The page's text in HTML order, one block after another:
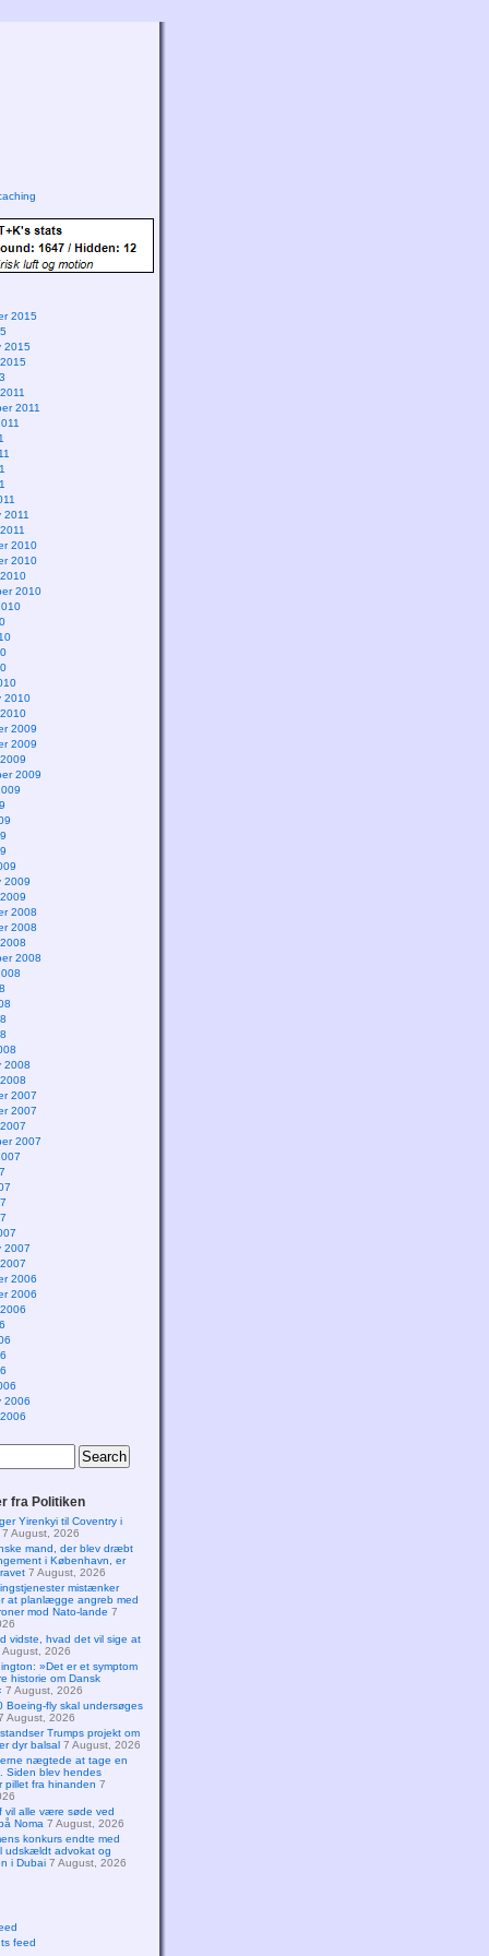
2015
2015
2011
2011
2010
2010
2010
2010
2009
2009
2009
2009
2008
2008
2008
2008
2007
2007
2007
2007
2006
2006
2006
fra Politiken
Yirenkyi til Coventry i
7 August, 2026
mand, der blev dræbt
i København, er
7 August, 2026
mistænker
at planlægge angreb med
mod Nato-lande 7
vidste, hvad det vil sige at
August, 2026
»Det er et symptom
historie om Dansk
7 August, 2026
Boeing-fly skal undersøges
August, 2026
Trumps projekt om
dyr balsal 7 August, 2026
nægtede at tage en
Siden blev hendes
pillet fra hinanden 7
vil alle være søde ved
Noma 7 August, 2026
konkurs endte med
udskældt advokat og
i Dubai 7 August, 2026
feed